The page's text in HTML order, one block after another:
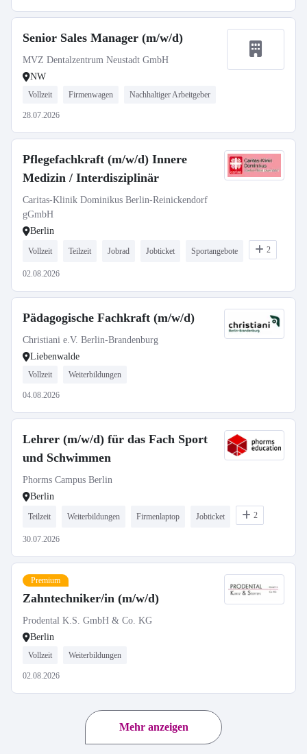
Senior Sales Manager (m/w/d)
MVZ Dentalzentrum Neustadt GmbH
NW
Vollzeit Firmenwagen Nachhaltiger Arbeitgeber
28.07.2026
Pflegefachkraft (m/w/d) Innere
Medizin / Interdisziplinär
Caritas-Klinik Dominikus Berlin-Reinickendorf
gGmbH
Berlin
Vollzeit Teilzeit Jobrad Jobticket Sportangebote 2
02.08.2026
Pädagogische Fachkraft (m/w/d)
Christiani e.V. Berlin-Brandenburg
Liebenwalde
Vollzeit Weiterbildungen
04.08.2026
Lehrer (m/w/d) für das Fach Sport
und Schwimmen
Phorms Campus Berlin
Berlin
Teilzeit Weiterbildungen Firmenlaptop Jobticket 2
30.07.2026
Premium
Zahntechniker/in (m/w/d)
Prodental K.S. GmbH & Co. KG
Berlin
Vollzeit Weiterbildungen
02.08.2026
Mehr anzeigen